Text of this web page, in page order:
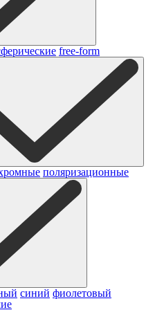
free-form
поляризационные
синий фиолетовый